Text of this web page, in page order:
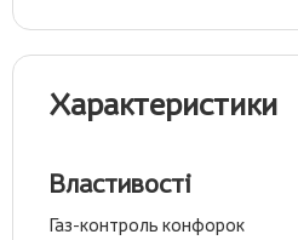
Характеристики
Властивості
Газ-контроль конфорок